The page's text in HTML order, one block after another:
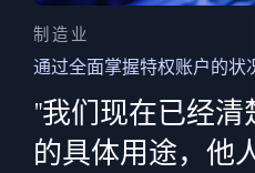
制造业
通过全面掌握特权账户的状
"我们现在已经清
的具体用途，他